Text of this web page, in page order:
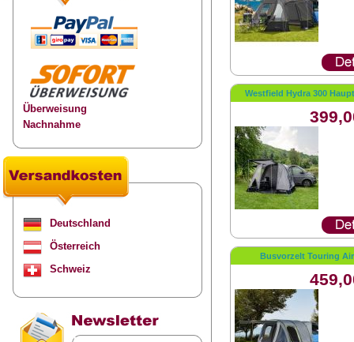
Überweisung
Nachnahme
Deutschland
Österreich
Schweiz
Westfield Hydra 300
Busvorzelt Touring Air